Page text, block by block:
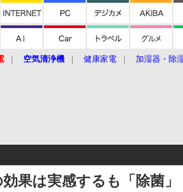
空気清浄機 健康家電 加湿器・除
効果は実感するも「除菌